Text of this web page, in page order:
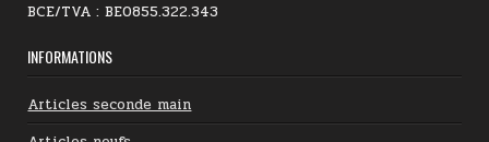
BCE/TVA : BE0855.322.343
INFORMATIONS
Articles seconde main